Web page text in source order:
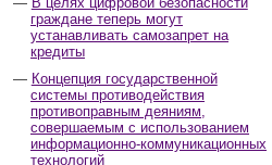
граждане теперь могут
устанавливать самозапрет на
кредиты
Концепция государственной
системы противодействия
противоправным деяниям,
совершаемым с использованием
информационно-коммуникационных
технологий